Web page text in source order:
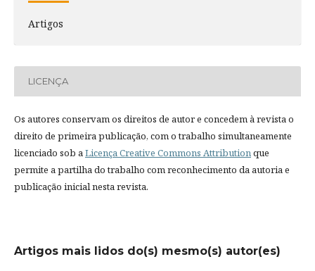
Artigos
LICENÇA
Os autores conservam os direitos de autor e concedem à revista o
direito de primeira publicação, com o trabalho simultaneamente
licenciado sob aLicença Creative Commons Attributionque
permite a partilha do trabalho com reconhecimento da autoria e
publicação inicial nesta revista.
Artigos mais lidos do(s) mesmo(s) autor(es)